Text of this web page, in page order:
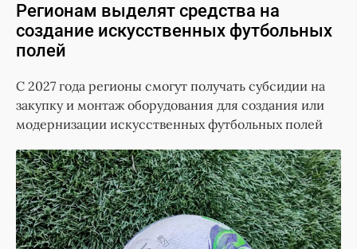
Регионам выделят средства на
создание искусственных футбольных
полей
С 2027 года регионы смогут получать субсидии на
закупку и монтаж оборудования для создания или
модернизации искусственных футбольных полей